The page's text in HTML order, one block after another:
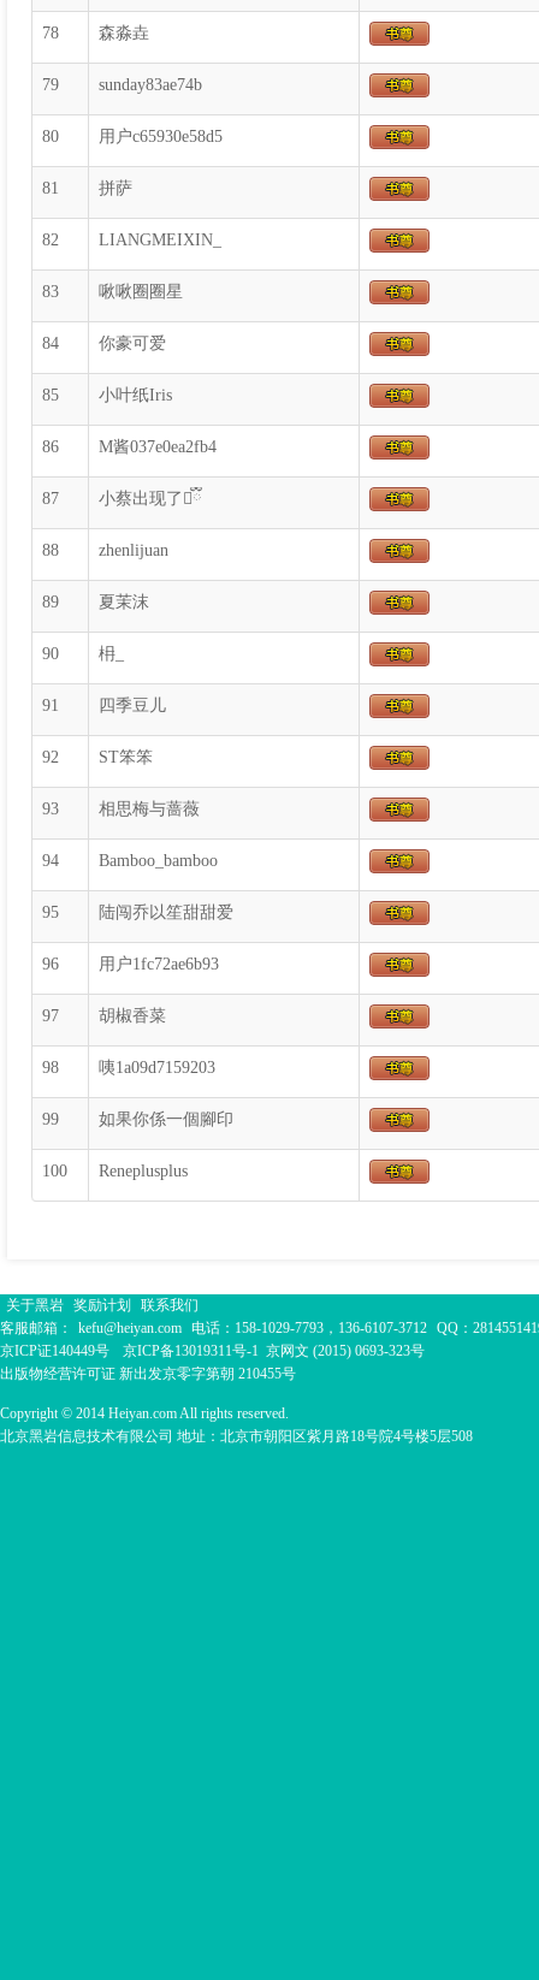
78 森淼垚
79 sunday83ae74b
80 用户c65930e58d5
81 拼萨
82 LIANGMEIXIN_
83 啾啾圈圈星
84 你豪可爱
85 小叶纸Iris
86 M酱037e0ea2fb4
87 小蔡出现了ྀི
88 zhenlijuan
89 夏茉沫
90 枏_
91 四季豆儿
92 ST笨笨
93 相思梅与蔷薇
94 Bamboo_bamboo
95 陆闯乔以笙甜甜爱
96 用户1fc72ae6b93
97 胡椒香菜
98 咦1a09d7159203
99 如果你係一個腳印
100 Reneplusplus
关于黑岩 奖励计划
联系我们
客服邮箱：
kefu@heiyan.com 电话：158-1029-7793，136-6107-3712 QQ：
京ICP证140449号
京ICP备13019311号-1 京网文 (2015) 0693-323号
出版物经营许可证 新出发京零字第朝 210455号
Copyright © 2014 Heiyan.com All rights reserved.
北京黑岩信息技术有限公司 地址：北京市朝阳区紫月路18号院4号楼5层508